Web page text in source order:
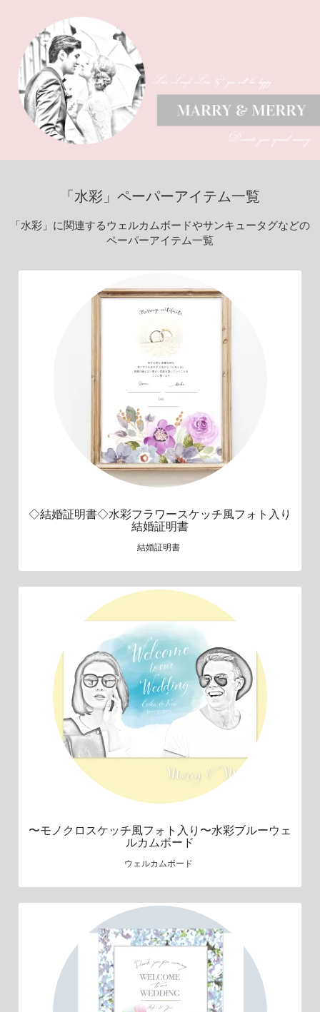
「水彩」ペーパーアイテム一覧
「水彩」に関連するウェルカムボードやサンキュータグなどの
ペーパーアイテム一覧
◇結婚証明書◇水彩フラワースケッチ風フォト入り
結婚証明書
結婚証明書
〜モノクロスケッチ風フォト入り〜水彩ブルーウェ
ルカムボード
ウェルカムボード